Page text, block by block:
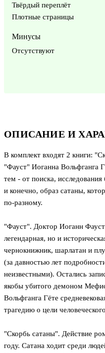
ОПИСАНИЕ И
В комплект входят 2 книги:
"Фауст" Иоганна Вольфганга
тем - от поиска,
и конечно, образ сатаны,
по-разному.
"Фауст". Доктор Иоганн Фауст
легендарная, но и
чернокнижник, шарлатан и
(за давностью лет
неизвестными). Остались
якобы убитого демоном
Вольфганга Гёте
трагедию о цели
"Скорбь сатаны". Действие
году. Сатана ходит среди
Твёрдый переплёт
Плотные страницы
Минусы
Отсутствуют